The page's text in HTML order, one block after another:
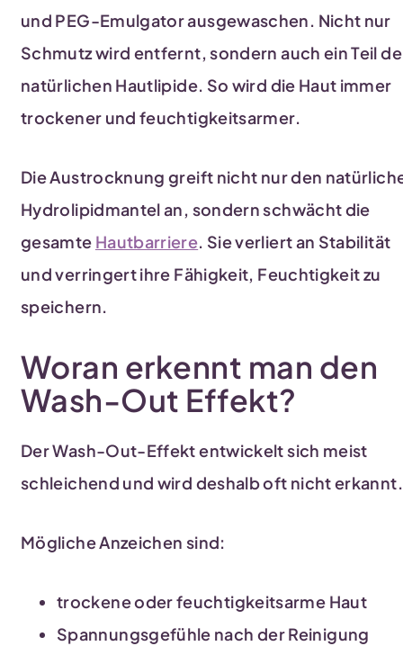
und PEG-Emulgator ausgewaschen. Nicht nur
Schmutz wird entfernt, sondern auch ein Teil
natürlichen Hautlipide. So wird die Haut immer
trockener und feuchtigkeitsarmer.
Die Austrocknung greift nicht nur den
Hydrolipidmantel an, sondern schwächt die
gesamte Hautbarriere. Sie verliert an Stabilität
und verringert ihre Fähigkeit, Feuchtigkeit zu
speichern.
Woran erkennt man den
Wash-Out Effekt?
Der Wash-Out-Effekt entwickelt sich meist
schleichend und wird deshalb oft nicht erkannt.
Mögliche Anzeichen sind:
trockene oder feuchtigkeitsarme Haut
Spannungsgefühle nach der Reinigung